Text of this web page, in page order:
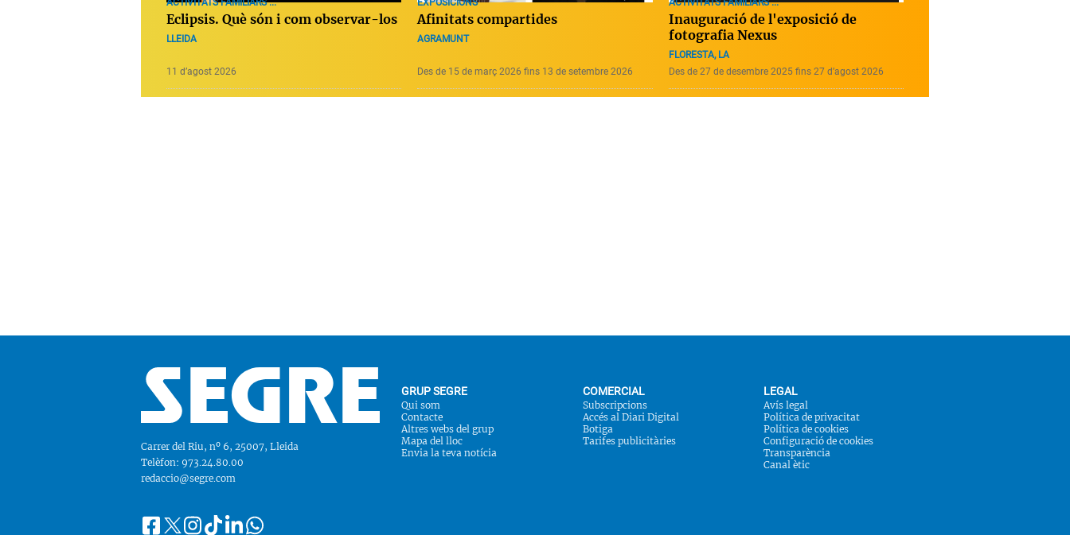
Eclipsis. Què són i com observar-los
LLEIDA
11 d’agost 2026
Afinitats compartides
AGRAMUNT
Des de 15 de març 2026 fins 13 de setembre 2026
Inauguració de l'exposició de
fotografia Nexus
FLORESTA, LA
Des de 27 de desembre 2025 fins 27 d’agost 2026
Carrer del Riu, nº 6, 25007, Lleida
Telèfon: 973.24.80.00
redaccio@segre.com
FacebookInstagram
TiktokLinkedin
Whatsapp
GRUP SEGRE
Qui som
Contacte
Altres webs del grup
Mapa del lloc
Envia la teva notícia
COMERCIAL
Subscripcions
Accés al Diari Digital
Botiga
Tarifes publicitàries
LEGAL
Avís legal
Política de privacitat
Política de cookies
Configuració de cookies
Transparència
Canal ètic